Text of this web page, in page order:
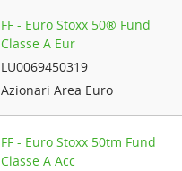
FF - Euro Stoxx 50® Fund
Classe A Eur
LU0069450319
Azionari Area Euro
FF - Euro Stoxx 50tm Fund
Classe A Acc